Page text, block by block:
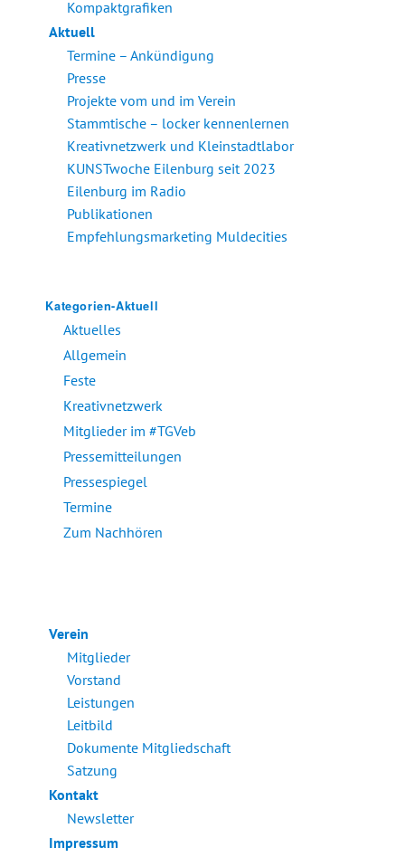
Kompaktgrafiken
Aktuell
Termine – Ankündigung
Presse
Projekte vom und im Verein
Stammtische – locker kennenlernen
Kreativnetzwerk und Kleinstadtlabor
KUNSTwoche Eilenburg seit 2023
Eilenburg im Radio
Publikationen
Empfehlungsmarketing Muldecities
Kategorien-Aktuell
Aktuelles
Allgemein
Feste
Kreativnetzwerk
Mitglieder im #TGVeb
Pressemitteilungen
Pressespiegel
Termine
Zum Nachhören
Verein
Mitglieder
Vorstand
Leistungen
Leitbild
Dokumente Mitgliedschaft
Satzung
Kontakt
Newsletter
Impressum